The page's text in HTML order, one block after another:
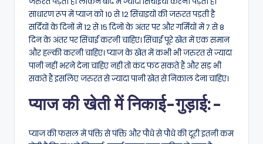
साधारण रूप में प्याज को 10 से 12 सिंचाइयों की जरुरत पड़ती है
सर्दियों के दिनों में 12 से 15 दिनों के अंतर पर और गर्मियों में 7 से 8
दिन के अंतर पर सिंचाई करनी चाहिए। सिंचाई पूरे खेत में एक समान
और हल्की करनी चाहिए। प्याज के खेत में कभी भी जरुरत से ज्यादा
पानी नहीं भरने देना चाहिए नहीं तो कंद फट सकते हैं और सड़ भी
सकते हैं इसलिए जरुरत से ज्यादा पानी खेत से निकाल देना चाहिए।
प्याज की खेती में निकाई-गुड़ाई:-
प्याज की फसल में पंक्ति से पंक्ति और पौधे से पौधे की दूरी इतनी कम